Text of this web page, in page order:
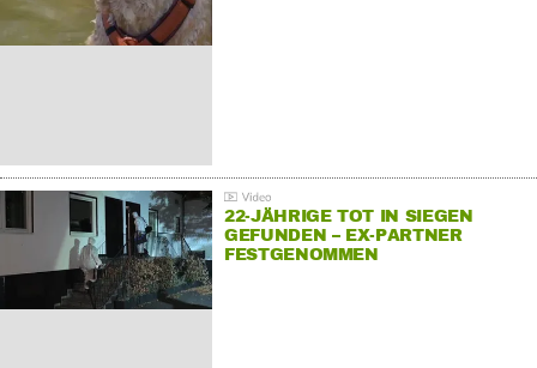
22-JÄHRIGE TOT IN SIEGEN
GEFUNDEN – EX-PARTNER
FESTGENOMMEN